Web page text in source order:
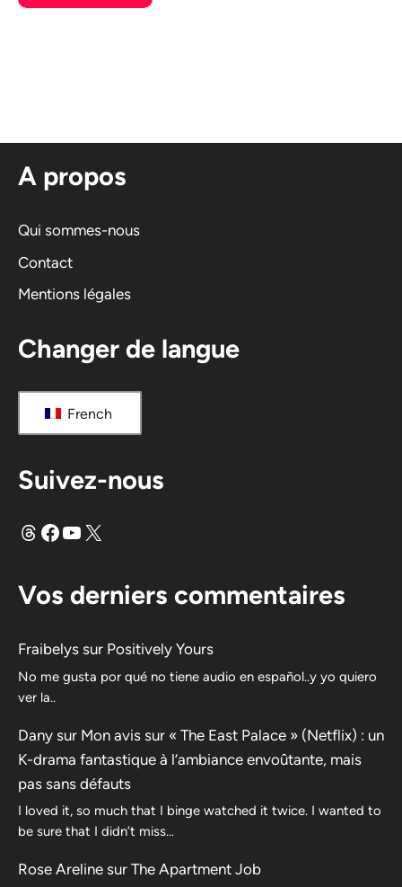
a
i
e
:
A propos
Qui sommes-nous
Contact
Mentions légales
Changer de langue
French
Suivez-nous
FilsFacebook
YouTube
X
Vos derniers commentaires
Fraibelys sur Positively Yours
No me gusta por qué no tiene audio en español..y yo quiero
ver la..
Dany sur Mon avis sur « The East Palace » (Netflix) : un
K-drama fantastique à l’ambiance envoûtante, mais
pas sans défauts
I loved it, so much that I binge watched it twice. I wanted to
be sure that I didn’t miss…
Rose Areline sur The Apartment Job